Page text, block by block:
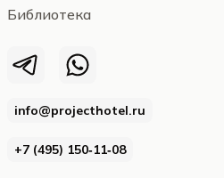
info@projecthotel.ru
+7 (495) 150‑11‑08
Библиотека